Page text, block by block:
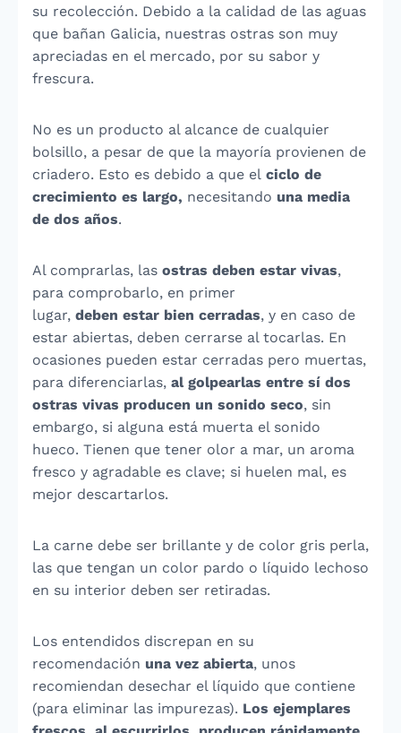
su recolección. Debido a la calidad de las aguas
que bañan Galicia, nuestras ostras son muy
apreciadas en el mercado, por su sabor y
frescura.
No es un producto al alcance de cualquier
bolsillo, a pesar de que la mayoría provienen de
criadero. Esto es debido a que el ciclo de
crecimiento es largo, necesitando una media
de dos años.
Al comprarlas, las ostras deben estar vivas,
para comprobarlo, en primer
lugar, deben estar bien cerradas, y en caso de
estar abiertas, deben cerrarse al tocarlas. En
ocasiones pueden estar cerradas pero muertas,
para diferenciarlas, al golpearlas entre sí dos
ostras vivas producen un sonido seco, sin
embargo, si alguna está muerta el sonido
hueco. Tienen que tener olor a mar, un aroma
fresco y agradable es clave; si huelen mal, es
mejor descartarlos.
La carne debe ser brillante y de color gris perla,
las que tengan un color pardo o líquido lechoso
en su interior deben ser retiradas.
Los entendidos discrepan en su
recomendación una vez abierta, unos
recomiendan desechar el líquido que contiene
(para eliminar las impurezas). Los ejemplares